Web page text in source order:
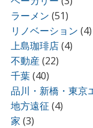
ラーメン (51)
リノベーション (4)
上島珈琲店(4)
不動産(22)
千葉(40)
品川・新橋・東京
地方遠征 (4)
家 (3)